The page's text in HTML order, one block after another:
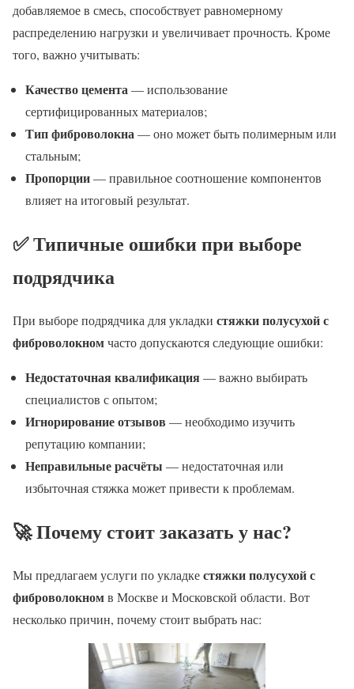
добавляемое в смесь, способствует равномерному
распределению нагрузки и увеличивает прочность. Кроме
того, важно учитывать:
Качество цемента— использование
сертифицированных материалов;
Тип фиброволокна— оно может быть полимерным или
стальным;
Пропорции— правильное соотношение компонентов
влияет на итоговый результат.
✅ Типичные ошибки при выборе
подрядчика
При выборе подрядчика для укладки стяжки полусухой с
фиброволокномчасто допускаются следующие ошибки:
Недостаточная квалификация— важно выбирать
специалистов с опытом;
Игнорирование отзывов — необходимо изучить
репутацию компании;
Неправильные расчёты — недостаточная или
избыточная стяжка может привести к проблемам.
🚀 Почему стоит заказать у нас?
Мы предлагаем услуги по укладкестяжки полусухой с
фиброволокномв Москве и Московской области. Вот
несколько причин, почему стоит выбрать нас: